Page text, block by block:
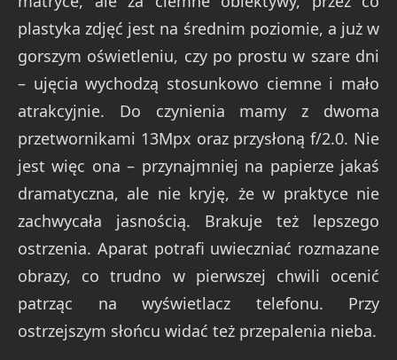
plastyka zdjęć jest na średnim poziomie, a już w
gorszym oświetleniu, czy po prostu w szare dni
– ujęcia wychodzą stosunkowo ciemne i mało
atrakcyjnie. Do czynienia mamy z dwoma
przetwornikami 13Mpx oraz przysłoną f/2.0. Nie
jest więc ona – przynajmniej na papierze jakaś
dramatyczna, ale nie kryję, że w praktyce nie
zachwycała jasnością. Brakuje też lepszego
ostrzenia. Aparat potrafi uwieczniać rozmazane
obrazy, co trudno w pierwszej chwili ocenić
patrząc na wyświetlacz telefonu. Przy
ostrzejszym słońcu widać też przepalenia nieba.